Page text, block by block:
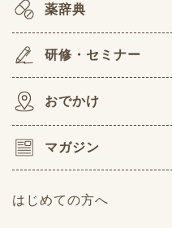
薬辞典
研修・セミナー
おでかけ
マガジン
はじめての方へ